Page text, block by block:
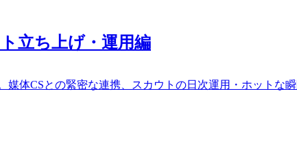
立ち上げ・運用編
体CSとの緊密な連携、スカウトの日次運用・ホットな